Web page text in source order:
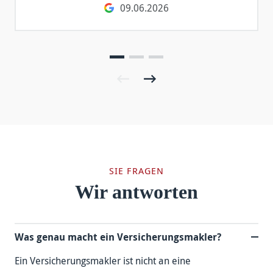
09.06.2026
SIE FRAGEN
Wir antworten
Was genau macht ein Versicherungsmakler?
Ein Versicherungsmakler ist nicht an eine